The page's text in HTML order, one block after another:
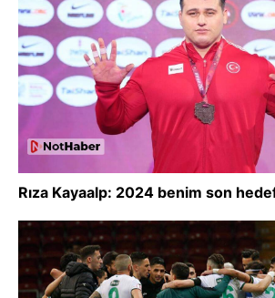
Rıza Kayaalp: 2024 benim son